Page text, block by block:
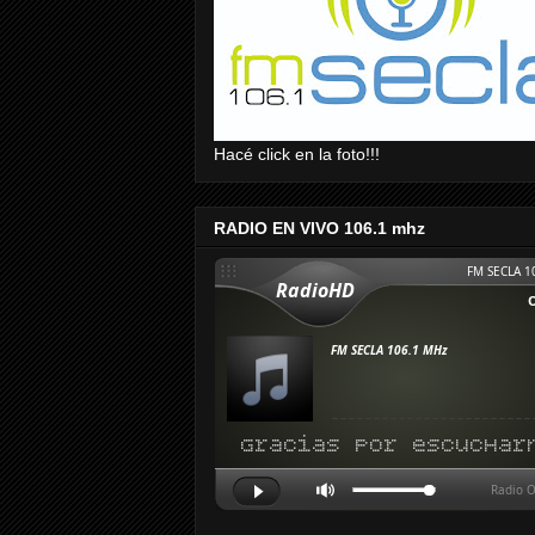
Hacé click en la foto!!!
RADIO EN VIVO 106.1 mhz